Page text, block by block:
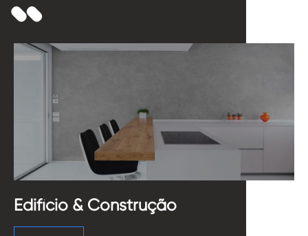
& Construção